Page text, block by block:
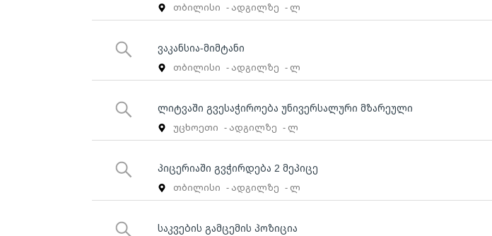
თბილისი - ადგილზე - ლ
ვაკანსია-მიმტანი
თბილისი - ადგილზე - ლ
ლიტვაში გვესაჭიროება უნივერსალური მზარეული
უცხოეთი - ადგილზე - ლ
პიცერიაში გვჭირდება 2 მეპიცე
თბილისი - ადგილზე - ლ
საკვების გამცემის პოზიცია